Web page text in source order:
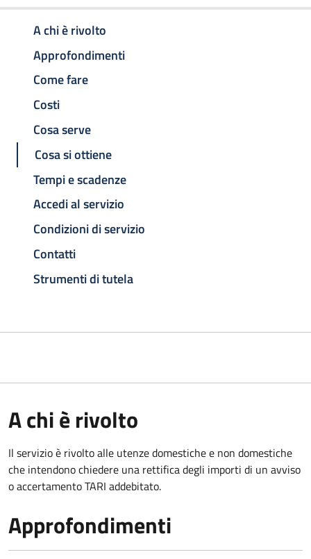
A chi è rivolto
Approfondimenti
Come fare
Costi
Cosa serve
Cosa si ottiene
Tempi e scadenze
Accedi al servizio
Condizioni di servizio
Contatti
Strumenti di tutela
A chi è rivolto
Il servizio è rivolto alle utenze domestiche e non domestiche
che intendono chiedere una rettifica degli importi di un avviso
o accertamento TARI addebitato.
Approfondimenti